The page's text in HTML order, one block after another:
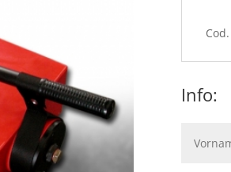
Info: